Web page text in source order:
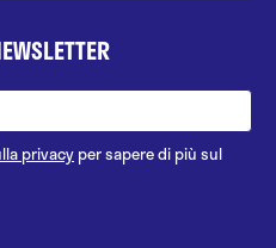
privacy per sapere di più sul